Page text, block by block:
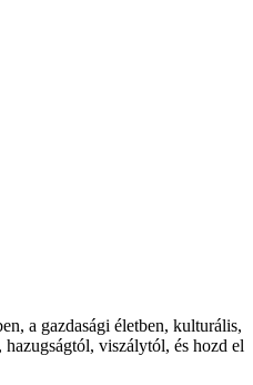
a gazdasági életben, kulturális,
viszálytól, és hozd el